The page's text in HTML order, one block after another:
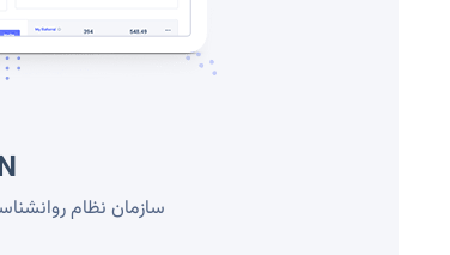
سازمان نظام